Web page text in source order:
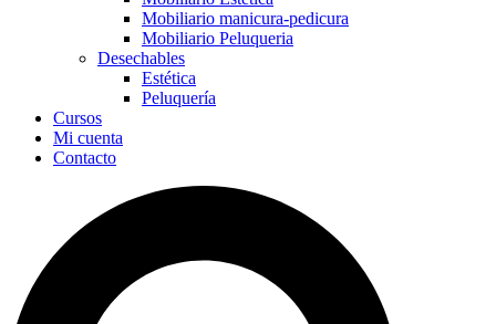
Mobiliario manicura-pedicura
Mobiliario Peluqueria
Desechables
Estética
Peluquería
Cursos
Mi cuenta
Contacto